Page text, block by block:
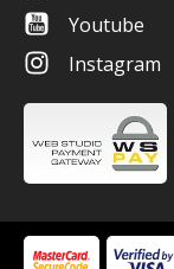
Youtube
Instagram